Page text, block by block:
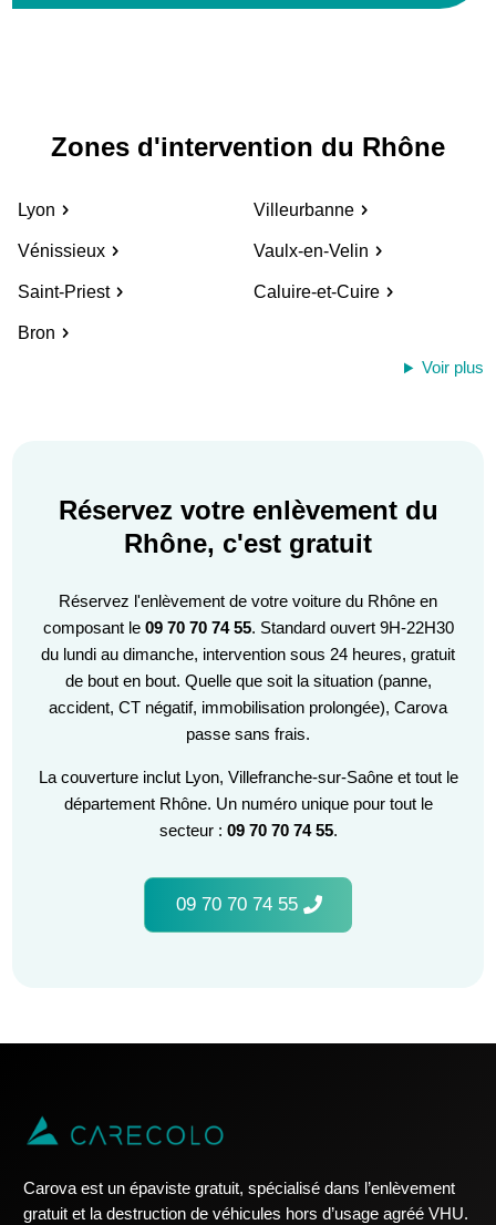
Zones d'intervention du Rhône
Lyon Villeurbanne
Vénissieux Vaulx-en-Velin
Saint-Priest Caluire-et-Cuire
Bron
Voir plus
Réservez votre enlèvement du
Rhône, c'est gratuit
Réservez l'enlèvement de votre voiture du Rhône en
composant le 09 70 70 74 55. Standard ouvert 9H-22H30
du lundi au dimanche, intervention sous 24 heures, gratuit
de bout en bout. Quelle que soit la situation (panne,
accident, CT négatif, immobilisation prolongée), Carova
passe sans frais.
La couverture inclut Lyon, Villefranche-sur-Saône et tout le
département Rhône. Un numéro unique pour tout le
secteur : 09 70 70 74 55.
09 70 70 74 55
Carova est un épaviste gratuit, spécialisé dans l’enlèvement
gratuit et la destruction de véhicules hors d’usage agréé VHU.